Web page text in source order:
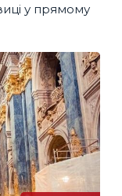
у прямому